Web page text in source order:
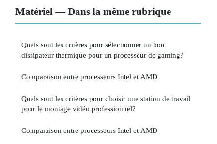
Matériel — Dans la même rubrique
Quels sont les critères pour sélectionner un bon
dissipateur thermique pour un processeur de gaming?
Comparaison entre processeurs Intel et AMD
Quels sont les critères pour choisir une station de travail
pour le montage vidéo professionnel?
Comparaison entre processeurs Intel et AMD